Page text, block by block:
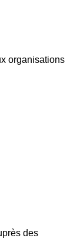
organisations
des